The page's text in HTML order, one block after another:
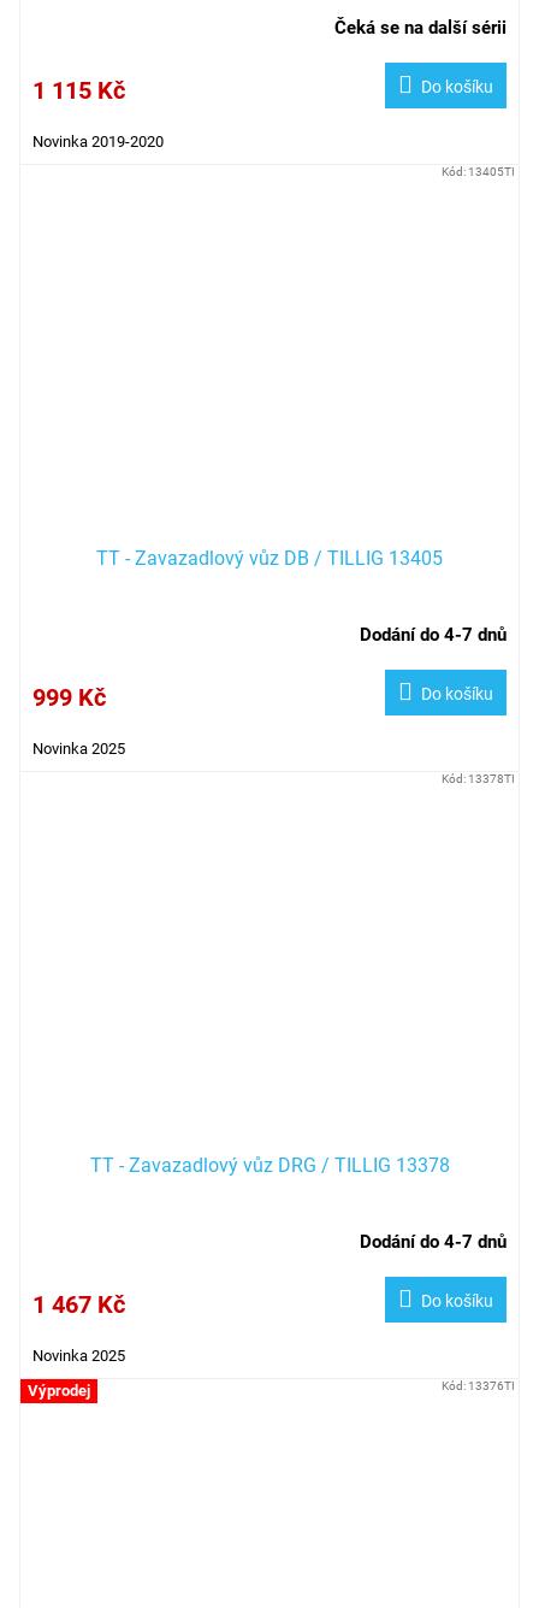
Čeká se na další sérii
1 115 Kč Do košíku
Novinka 2019-2020
TT - Zavazadlový vůz DB / TILLIG 13405
Dodání do 4-7 dnů
999 Kč Do košíku
Novinka 2025
Kód: 13405TI
TT - Zavazadlový vůz DRG / TILLIG 13378
Dodání do 4-7 dnů
1 467 Kč Do košíku
Novinka 2025
Kód: 13378TI
Výprodej Kód: 13376TI